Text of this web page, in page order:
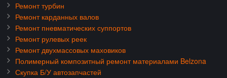
Ремонт турбин
Ремонт карданных валов
Ремонт пневматических суппортов
Ремонт рулевых реек
Ремонт двухмассовых маховиков
Полимерный композитный ремонт материалами Belzona
Скупка Б/У автозапчастей